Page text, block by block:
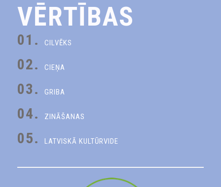
VĒRTĪBAS
01. CILVĒKS
02. CIEŅA
03. GRIBA
04. ZINĀŠANAS
05. LATVISKĀ KULTŪRVIDE